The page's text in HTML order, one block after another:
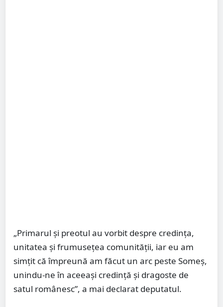
„Primarul și preotul au vorbit despre credința,
unitatea și frumusețea comunității, iar eu am
simțit că împreună am făcut un arc peste Someș,
unindu-ne în aceeași credință și dragoste de
satul românesc”, a mai declarat deputatul.